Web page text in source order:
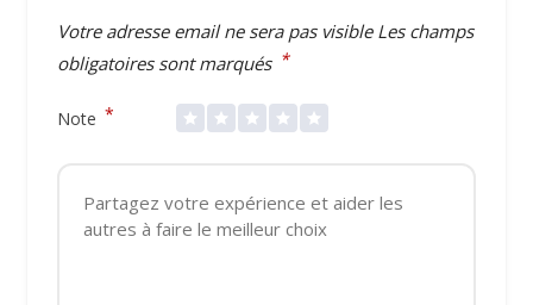
Votre adresse email ne sera pas visibleLes champs
obligatoires sont marqués *
Note *